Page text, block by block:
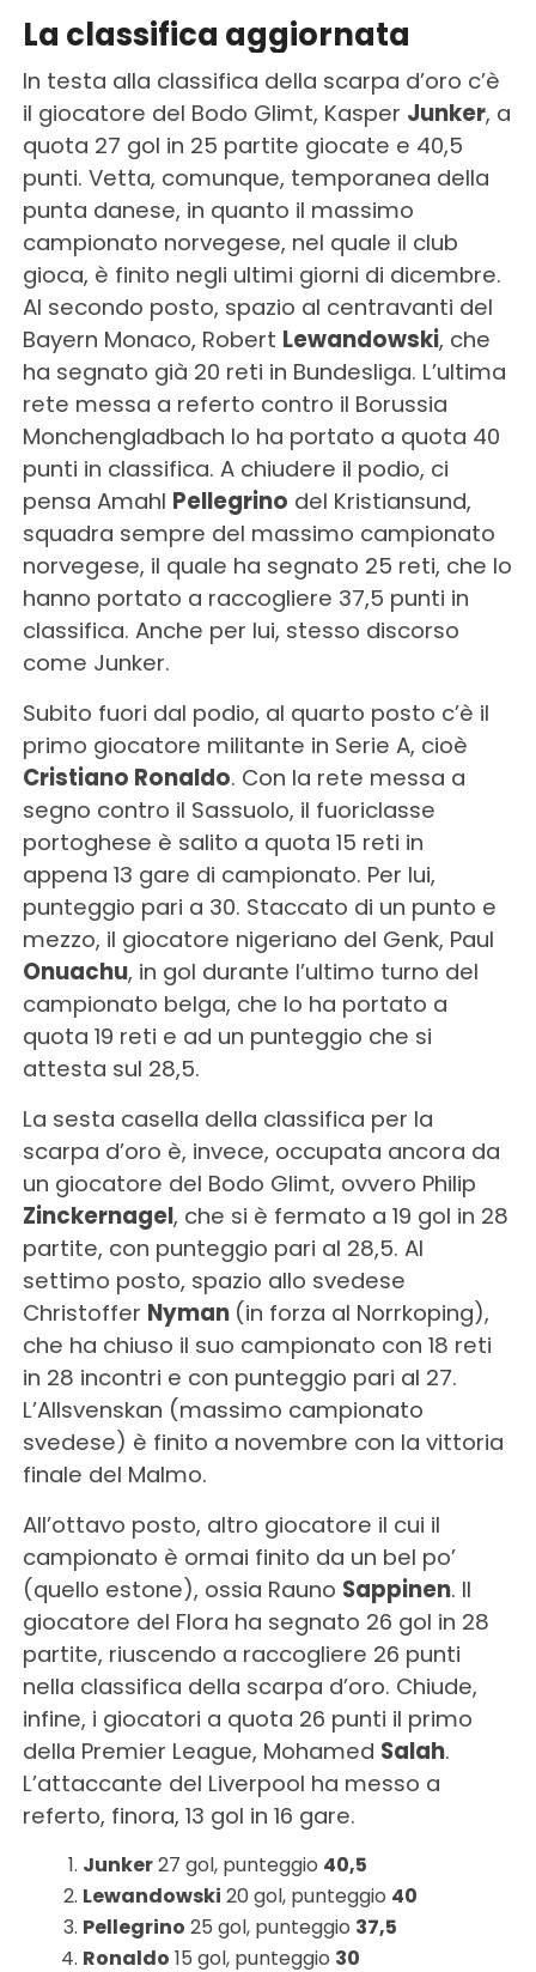
La classifica aggiornata
In testa alla classifica della scarpa d’oro c’è
il giocatore del Bodo Glimt, Kasper Junker, a
quota 27 gol in 25 partite giocate e 40,5
punti. Vetta, comunque, temporanea della
punta danese, in quanto il massimo
campionato norvegese, nel quale il club
gioca, è finito negli ultimi giorni di dicembre.
Al secondo posto, spazio al centravanti del
Bayern Monaco, Robert Lewandowski, che
ha segnato già 20 reti in Bundesliga. L’ultima
rete messa a referto contro il Borussia
Monchengladbach lo ha portato a quota 40
punti in classifica. A chiudere il podio, ci
pensa Amahl Pellegrino del Kristiansund,
squadra sempre del massimo campionato
norvegese, il quale ha segnato 25 reti, che lo
hanno portato a raccogliere 37,5 punti in
classifica. Anche per lui, stesso discorso
come Junker.
Subito fuori dal podio, al quarto posto c’è il
primo giocatore militante in Serie A, cioè
Cristiano Ronaldo. Con la rete messa a
segno contro il Sassuolo, il fuoriclasse
portoghese è salito a quota 15 reti in
appena 13 gare di campionato. Per lui,
punteggio pari a 30. Staccato di un punto e
mezzo, il giocatore nigeriano del Genk, Paul
Onuachu, in gol durante l’ultimo turno del
campionato belga, che lo ha portato a
quota 19 reti e ad un punteggio che si
attesta sul 28,5.
La sesta casella della classifica per la
scarpa d’oro è, invece, occupata ancora da
un giocatore del Bodo Glimt, ovvero Philip
Zinckernagel, che si è fermato a 19 gol in 28
partite, con punteggio pari al 28,5. Al
settimo posto, spazio allo svedese
Christoffer Nyman (in forza al Norrkoping),
che ha chiuso il suo campionato con 18 reti
in 28 incontri e con punteggio pari al 27.
L’Allsvenskan (massimo campionato
svedese) è finito a novembre con la vittoria
finale del Malmo.
All’ottavo posto, altro giocatore il cui il
campionato è ormai finito da un bel po’
(quello estone), ossia Rauno Sappinen. Il
giocatore del Flora ha segnato 26 gol in 28
partite, riuscendo a raccogliere 26 punti
nella classifica della scarpa d’oro. Chiude,
infine, i giocatori a quota 26 punti il primo
della Premier League, Mohamed Salah.
L’attaccante del Liverpool ha messo a
referto, finora, 13 gol in 16 gare.
Junker27 gol, punteggio 40,5
Lewandowski 20 gol, punteggio 40
Pellegrino 25 gol, punteggio 37,5
Ronaldo 15 gol, punteggio 30